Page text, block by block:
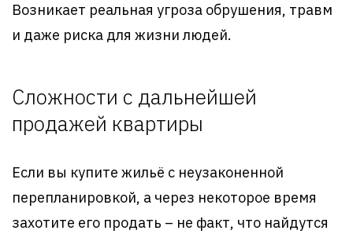
Возникает реальная угроза обрушения, травм
и даже риска для жизни людей.
Сложности с дальнейшей
продажей квартиры
Если вы купите жильё с неузаконенной
перепланировкой, а через некоторое время
захотите его продать – не факт, что найдутся